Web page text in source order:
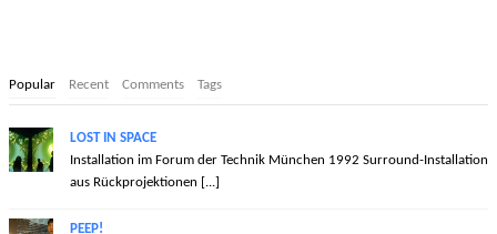
Popular Recent Comments Tags
LOST IN SPACE
Installation im Forum der Technik München 1992 Surround-Installation
aus Rückprojektionen [...]
PEEP!